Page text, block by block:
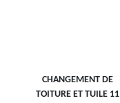
CHANGEMENT DE
TOITURE ET TUILE 11